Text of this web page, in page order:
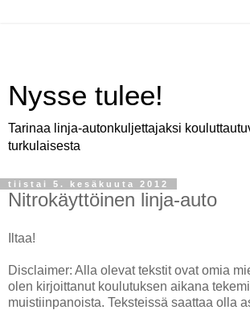
Nysse tulee!
Tarinaa linja-autonkuljettajaksi
turkulaisesta
tiistai 5. kesäkuuta 2012
Nitrokäyttöinen linja-auto
Iltaa!
Disclaimer: Alla olevat tekstit ovat omia
olen kirjoittanut koulutuksen aikana
muistiinpanoista. Teksteissä saattaa olla